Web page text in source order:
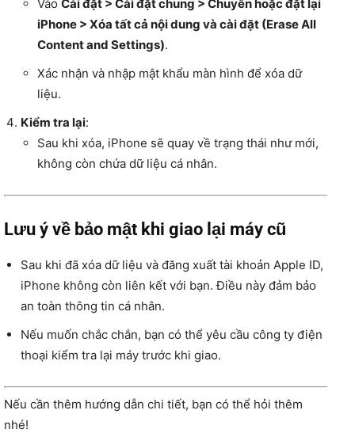
Vào Cài đặt > Cài đặt chung > Chuyển hoặc đặt lại
iPhone > Xóa tất cả nội dung và cài đặt (Erase All
Content and Settings).
Xác nhận và nhập mật khẩu màn hình để xóa dữ
liệu.
Kiểm tra lại:
Sau khi xóa, iPhone sẽ quay về trạng thái như mới,
không còn chứa dữ liệu cá nhân.
Lưu ý về bảo mật khi giao lại máy cũ
Sau khi đã xóa dữ liệu và đăng xuất tài khoản Apple ID,
iPhone không còn liên kết với bạn. Điều này đảm bảo
an toàn thông tin cá nhân.
Nếu muốn chắc chắn, bạn có thể yêu cầu công ty điện
thoại kiểm tra lại máy trước khi giao.
Nếu cần thêm hướng dẫn chi tiết, bạn có thể hỏi thêm
nhé!